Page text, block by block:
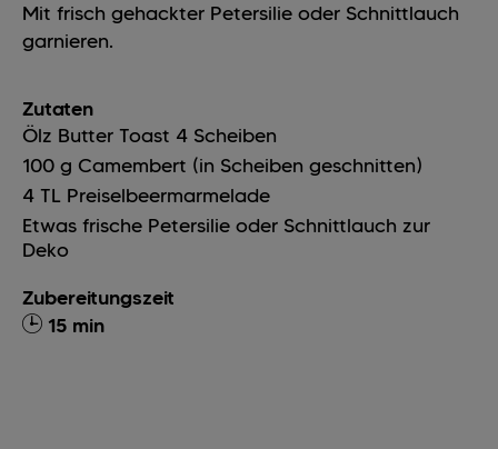
Mit frisch gehackter Petersilie oder Schnittlauch
garnieren.
Zutaten
Ölz Butter Toast 4 Scheiben
100 g Camembert (in Scheiben geschnitten)
4 TL Preiselbeermarmelade
Etwas frische Petersilie oder Schnittlauch zur
Deko
Zubereitungszeit
15 min